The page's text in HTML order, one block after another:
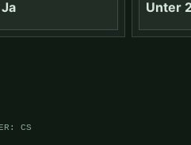
Ja Unter
CS